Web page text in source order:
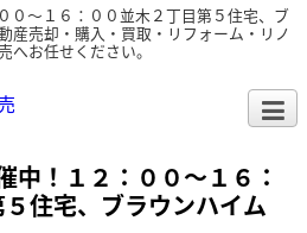
０～１６：００並木２丁目第５住宅、ブ
産売却・購入・買取・リフォーム・リノ
へお任せください。
中！１２：００～１６：
住宅、ブラウンハイム